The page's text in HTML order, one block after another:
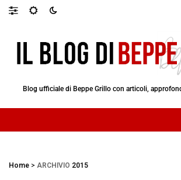
Blog ufficiale di Beppe Grillo con articoli,
Home > ARCHIVIO 2015